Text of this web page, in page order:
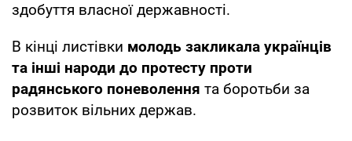
здобуття власної державності.
В кінці листівки молодь закликала українців
та інші народи до протесту проти
радянського поневолення та боротьби за
розвиток вільних держав.